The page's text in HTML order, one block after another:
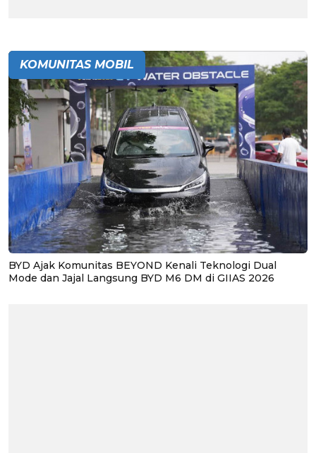
KOMUNITAS MOBIL
BYD Ajak Komunitas BEYOND Kenali Teknologi Dual
Mode dan Jajal Langsung BYD M6 DM di GIIAS 2026